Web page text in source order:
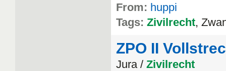
From: huppi
Tags: Zivilrecht,
ZPO II
Jura / Zivilrecht